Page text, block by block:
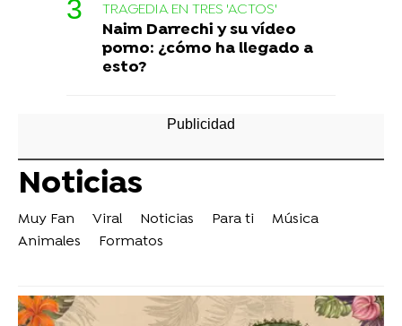
TRAGEDIA EN TRES 'ACTOS'
Naim Darrechi y su vídeo
porno: ¿cómo ha llegado a
esto?
Noticias
Muy Fan Viral Noticias Para ti
Música
Animales
Formatos